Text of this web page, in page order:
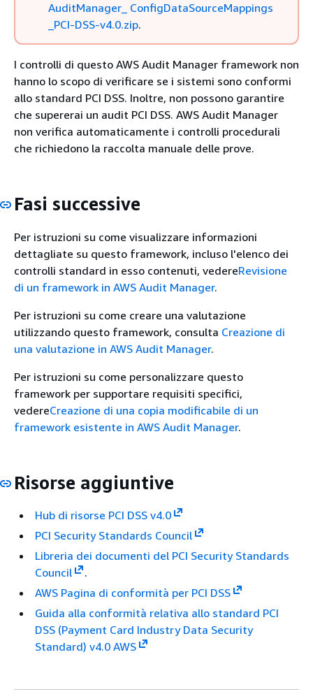
AuditManager_ ConfigDataSourceMappings
_PCI-DSS-v4.0.zip.
I controlli di questo AWS Audit Manager framework non
hanno lo scopo di verificare se i sistemi sono conformi
allo standard PCI DSS. Inoltre, non possono garantire
che supererai un audit PCI DSS. AWS Audit Manager
non verifica automaticamente i controlli procedurali
che richiedono la raccolta manuale delle prove.
Fasi successive
Per istruzioni su come visualizzare informazioni
dettagliate su questo framework, incluso l'elenco dei
controlli standard in esso contenuti, vedereRevisione
di un framework in AWS Audit Manager.
Per istruzioni su come creare una valutazione
utilizzando questo framework, consulta Creazione di
una valutazione in AWS Audit Manager.
Per istruzioni su come personalizzare questo
framework per supportare requisiti specifici,
vedereCreazione di una copia modificabile di un
framework esistente in AWS Audit Manager.
Risorse aggiuntive
Hub di risorse PCI DSS v4.0
PCI Security Standards Council
Libreria dei documenti del PCI Security Standards
Council
.
AWS Pagina di conformità per PCI DSS
Guida alla conformità relativa allo standard PCI
DSS (Payment Card Industry Data Security
Standard) v4.0 AWS